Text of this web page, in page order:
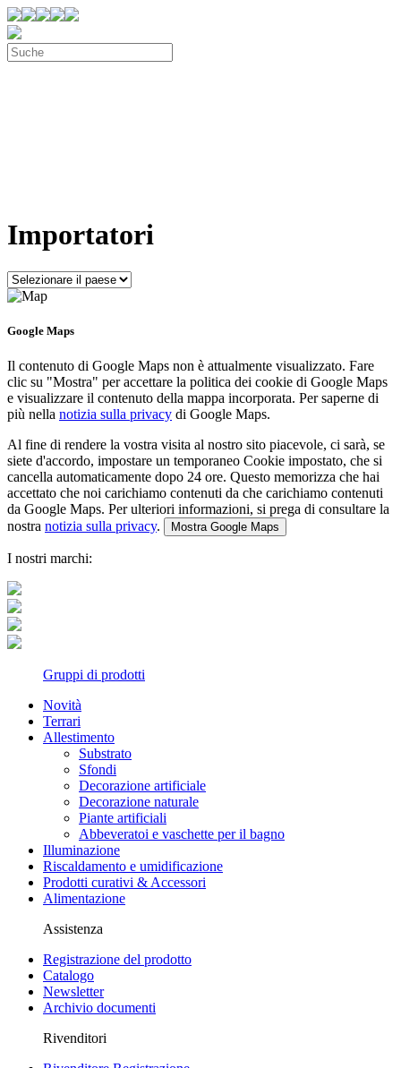
Importatori
Google Maps
Il contenuto di Google Maps non è attualmente visualizzato. Fare
clic su "Mostra" per accettare la politica dei cookie di Google Maps
e visualizzare il contenuto della mappa incorporata. Per saperne di
più nella notizia sulla privacy di Google Maps.
Al fine di rendere la vostra visita al nostro sito piacevole, ci sarà, se
siete d'accordo, impostare un temporaneo Cookie impostato, che si
cancella automaticamente dopo 24 ore. Questo memorizza che hai
accettato che noi carichiamo contenuti da che carichiamo contenuti
da Google Maps. Per ulteriori informazioni, si prega di consultare la
nostra notizia sulla privacy. Mostra Google Maps
I nostri marchi:
Gruppi di prodotti
Novità
Terrari
Allestimento
Substrato
Sfondi
Decorazione artificiale
Decorazione naturale
Piante artificiali
Abbeveratoi e vaschette per il bagno
Illuminazione
Riscaldamento e umidificazione
Prodotti curativi & Accessori
Alimentazione
Assistenza
Registrazione del prodotto
Catalogo
Newsletter
Archivio documenti
Rivenditori